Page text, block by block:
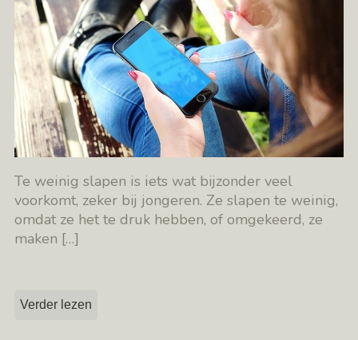
Te weinig slapen is iets wat bijzonder veel
voorkomt, zeker bij jongeren. Ze slapen te weinig,
omdat ze het te druk hebben, of omgekeerd, ze
maken […]
Verder lezen